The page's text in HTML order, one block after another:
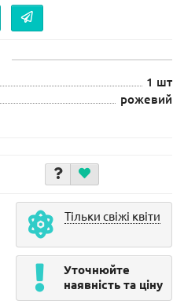
1 шт
рожевий
Тільки свіжі квіти
Уточнюйте
наявність та ціну